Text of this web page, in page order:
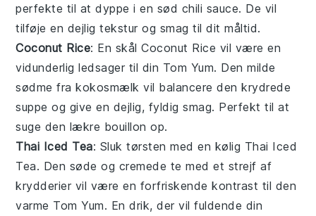
perfekte til at dyppe i en sød chili sauce. De vil
tilføje en dejlig tekstur og smag til dit måltid.
Coconut Rice: En skålCoconut Rice vil være en
vidunderlig ledsager til din Tom Yum. Den milde
sødme frakokosmælk vil balancere den krydrede
suppe og give en dejlig, fyldig smag. Perfekt til at
suge den lækre bouillon op.
Thai Iced Tea: Sluk tørsten med en kølig Thai Iced
Tea. Den søde og cremede te med et strejf af
krydderier vil være en forfriskende kontrast til den
varme Tom Yum. En drik, der vil fuldende din